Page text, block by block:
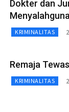
Dokter dan
KRIMINALITAS
Remaja
KRIMINALITAS